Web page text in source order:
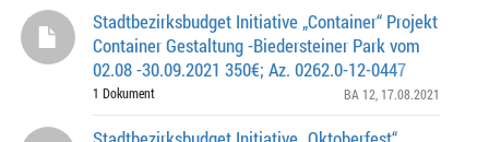
Stadtbezirksbudget Initiative „Container“ Projekt
Container Gestaltung -Biedersteiner Park vom
02.08 -30.09.2021 350€; Az. 0262.0-12-0447
1 Dokument BA 12 , 17.08.2021